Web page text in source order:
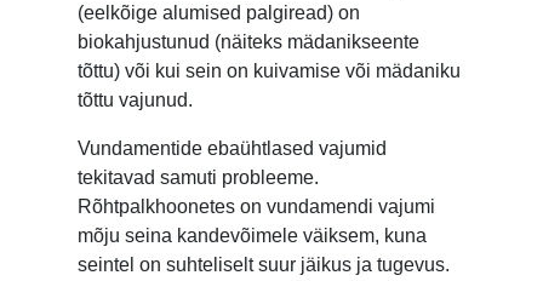
(eelkõige alumised palgiread) on
biokahjustunud (näiteks mädanikseente
tõttu) või kui sein on kuivamise või mädaniku
tõttu vajunud.
Vundamentide ebaühtlased vajumid
tekitavad samuti probleeme.
Rõhtpalkhoonetes on vundamendi vajumi
mõju seina kandevõimele väiksem, kuna
seintel on suhteliselt suur jäikus ja tugevus.